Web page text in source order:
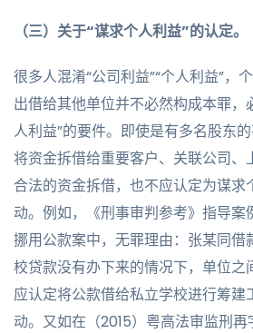
（三）关于“谋求个人利益”的认定。
很多人混淆“公司利益”“个人利益”，
出借给其他单位并不必然构成本罪，
人利益”的要件。即使是有多名股东
将资金拆借给重要客户、关联公司、
合法的资金拆借，也不应认定为谋求
动。例如，《刑事审判参考》指导
挪用公款案中，无罪理由：张某同借
校贷款没有办下来的情况下，单位之
应认定将公款借给私立学校进行筹建
动。又如在（2015）粤高法审监刑